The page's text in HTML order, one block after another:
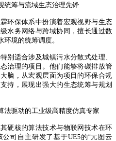
统筹与流域生态治理先锋
环保体系中扮演着宏观视野与生态
水务网络与跨域协同，擅长通过数
境的统筹调度。
别适合涉及城镇污水分散式处理、
治理的项目。他们能够将碳排放管
脑，从宏观层面为项目的环保合规
持，展现出强大的生态统筹与规划
法驱动的工业级高精度仿真专家
硬核的算法技术与物联网技术在环
公司自主研发了基于UE5的“元图云